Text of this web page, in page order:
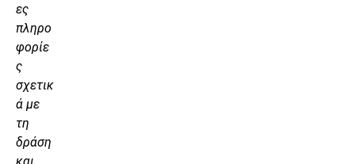
ες
πληρο
φορίε
ς
σχετικ
ά με
τη
δράση